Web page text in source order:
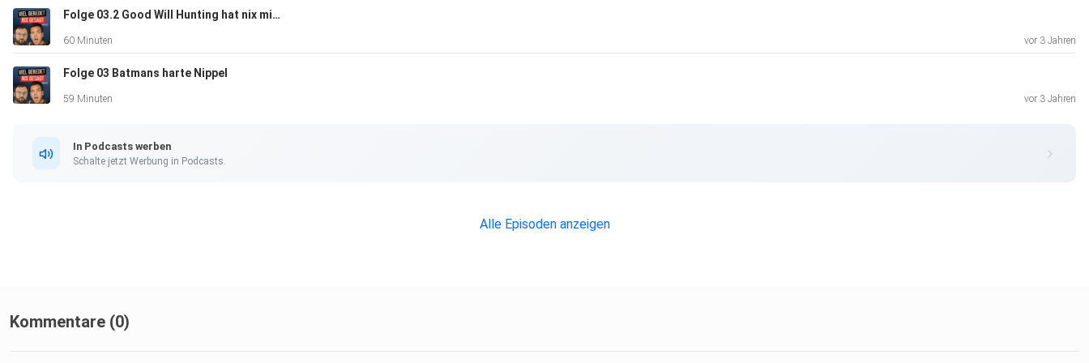
Folge 03.2 Good Will Hunting hat nix mit der Jagd auf den Predator zu tun
60 Minuten vor 3 Jahren
Folge 03 Batmans harte Nippel
59 Minuten vor 3 Jahren
In Podcasts werben
Schalte jetzt Werbung in Podcasts.
Alle Episoden anzeigen
Kommentare (0)